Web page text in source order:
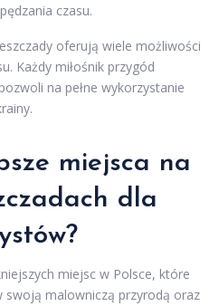
czasu.
oferują wiele możliwości
Każdy miłośnik przygód
na pełne wykorzystanie
miejsca na
dla
miejsc w Polsce, które
swoją malowniczą przyrodą oraz